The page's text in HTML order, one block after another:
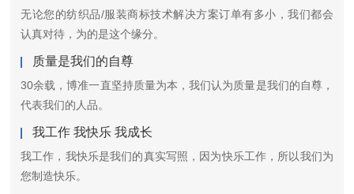
无论您的纺织品/服装商标技术解决方案订单有多小，我们都会
认真对待，为的是这个缘分。
质量是我们的自尊
30余载，博准一直坚持质量为本，我们认为质量是我们的自尊，
代表我们的人品。
我工作 我快乐 我成长
我工作，我快乐是我们的真实写照，因为快乐工作，所以我们为
您制造快乐。